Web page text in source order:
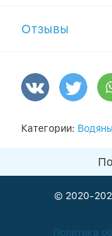
Отзывы
Категории:
© 2020-
Политика